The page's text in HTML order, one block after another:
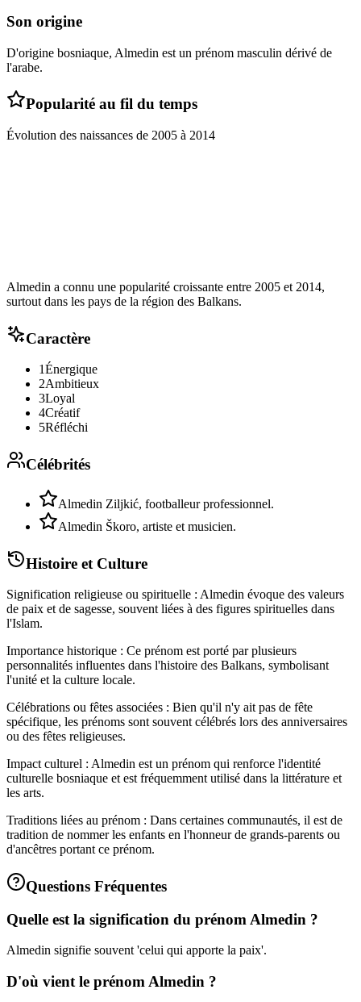
Son origine
D'origine bosniaque, Almedin est un prénom masculin dérivé de
l'arabe.
Popularité au fil du temps
Évolution des naissances de 2005 à 2014
Almedin a connu une popularité croissante entre 2005 et 2014,
surtout dans les pays de la région des Balkans.
Caractère
1Énergique
2Ambitieux
3Loyal
4Créatif
5Réfléchi
Célébrités
Almedin Ziljkić, footballeur professionnel.
Almedin Škoro, artiste et musicien.
Histoire et Culture
Signification religieuse ou spirituelle : Almedin évoque des valeurs
de paix et de sagesse, souvent liées à des figures spirituelles dans
l'Islam.
Importance historique : Ce prénom est porté par plusieurs
personnalités influentes dans l'histoire des Balkans, symbolisant
l'unité et la culture locale.
Célébrations ou fêtes associées : Bien qu'il n'y ait pas de fête
spécifique, les prénoms sont souvent célébrés lors des anniversaires
ou des fêtes religieuses.
Impact culturel : Almedin est un prénom qui renforce l'identité
culturelle bosniaque et est fréquemment utilisé dans la littérature et
les arts.
Traditions liées au prénom : Dans certaines communautés, il est de
tradition de nommer les enfants en l'honneur de grands-parents ou
d'ancêtres portant ce prénom.
Questions Fréquentes
Quelle est la signification du prénom Almedin ?
Almedin signifie souvent 'celui qui apporte la paix'.
D'où vient le prénom Almedin ?